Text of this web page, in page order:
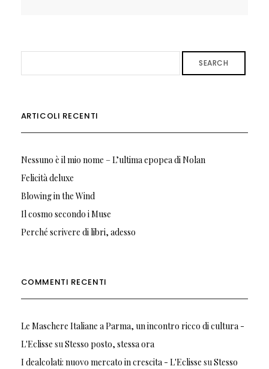
SEARCH
ARTICOLI RECENTI
Nessuno è il mio nome – L’ultima epopea di Nolan
Felicità deluxe
Blowing in the Wind
Il cosmo secondo i Muse
Perché scrivere di libri, adesso
COMMENTI RECENTI
Le Maschere Italiane a Parma, un incontro ricco di cultura -
L'Eclisse suStesso posto, stessa ora
I dealcolati: nuovo mercato in crescita - L'Eclisse suStesso